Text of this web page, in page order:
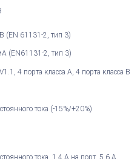
(EN 61131-2, тип 3)
(EN61131-2, тип 3)
4 порта класса A, 4 порта класса B
тока (-15%/+20%)
тока, 1,4 А на порт, 5,6 А